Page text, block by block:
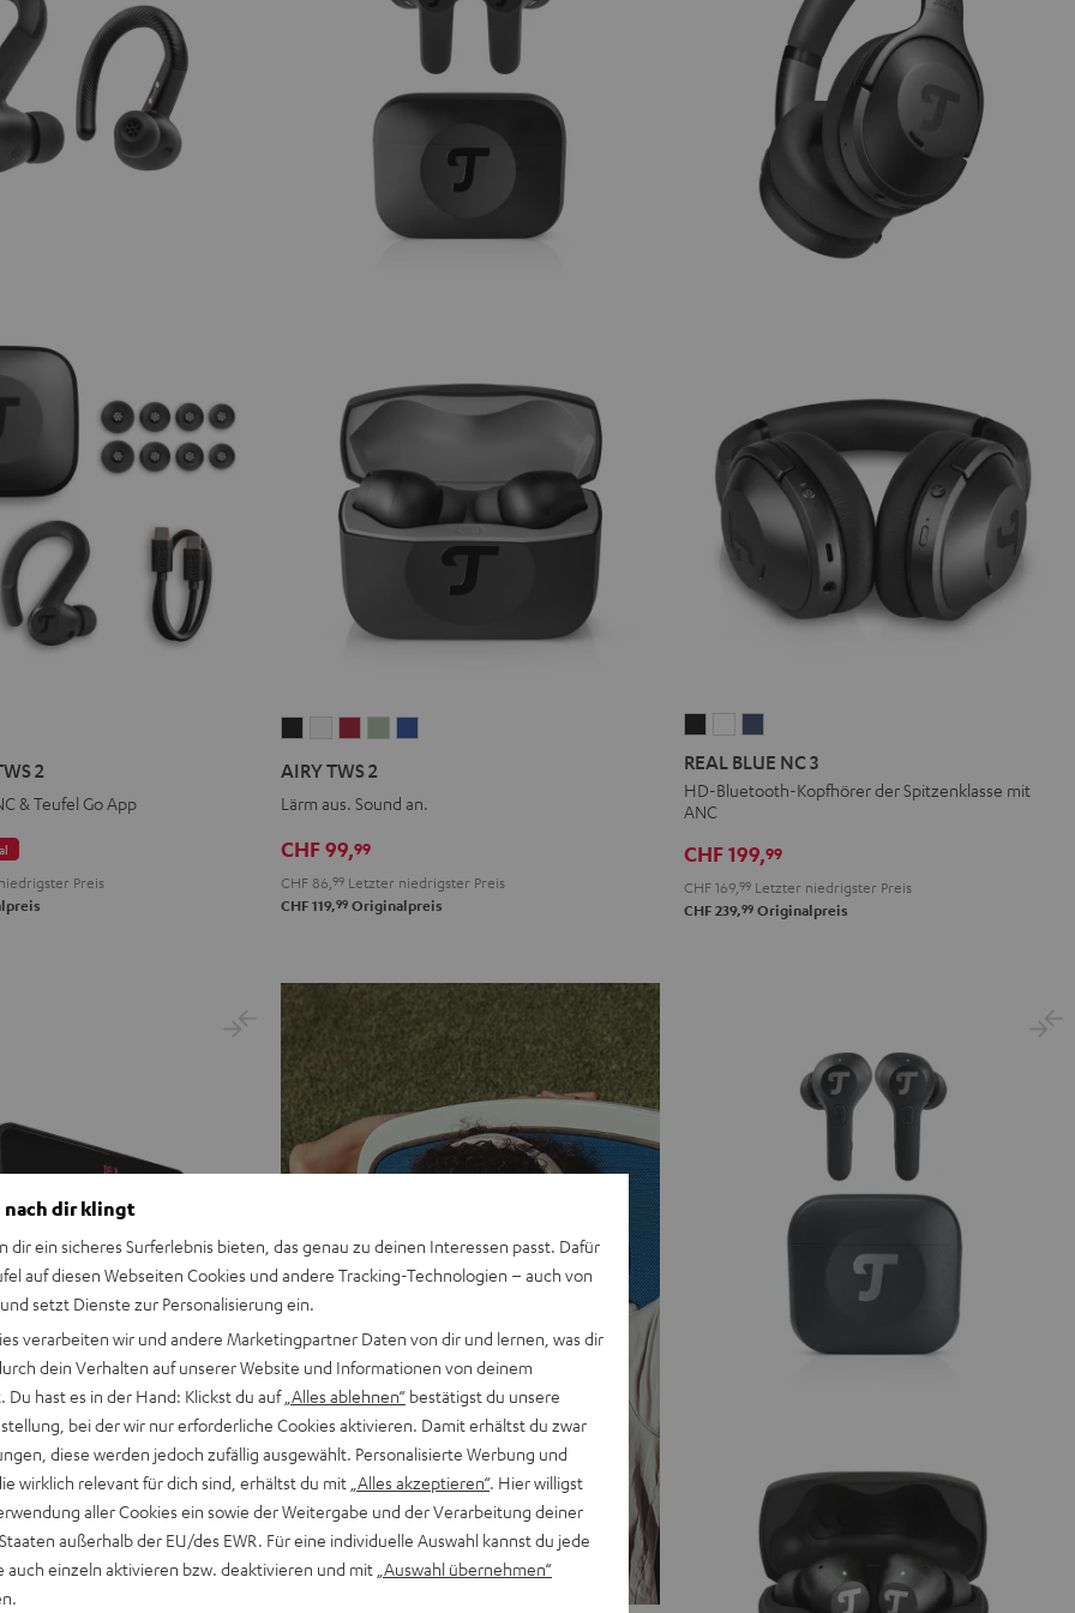
2
& Teufel Go App
Preis
Night
Black
Pure
White
Ruby
Red
SageSpace
AIRY TWS 2
Lärm aus. Sound an.
CHF 99,99
CHF 86,99 Letzter niedrigster Preis
CHF 119,99 Originalpreis
BLUE
NC
3
BLUE
NC
White
BLUE
NC
Blue
REAL BLUE NC 3
HD-Bluetooth-Kopfhörer der Spitzenklasse mit
ANC
CHF 199,99
CHF 169, 99 Letzter niedrigster Preis
CHF 239,99 Originalpreis
nach dir klingt
dir ein sicheres Surferlebnis bieten, das genau zu deinen Interessen passt. Dafür
auf diesen Webseiten Cookies und andere Tracking-Technologien – auch von
setzt Dienste zur Personalisierung ein.
verarbeiten wir und andere Marketingpartner Daten von dir und lernen, was dir
dein Verhalten auf unserer Website und Informationen von deinem
Du hast es in der Hand: Klickst du auf „Alles ablehnen“ bestätigst du unsere
bei der wir nur erforderliche Cookies aktivieren. Damit erhältst du zwar
diese werden jedoch zufällig ausgewählt. Personalisierte Werbung und
wirklich relevant für dich sind, erhältst du mit „Alles akzeptieren“. Hier willigst
aller Cookies ein sowie der Weitergabe und der Verarbeitung deiner
außerhalb der EU/des EWR. Für eine individuelle Auswahl kannst du jede
auch einzeln aktivieren bzw. deaktivieren und mit „Auswahl übernehmen“